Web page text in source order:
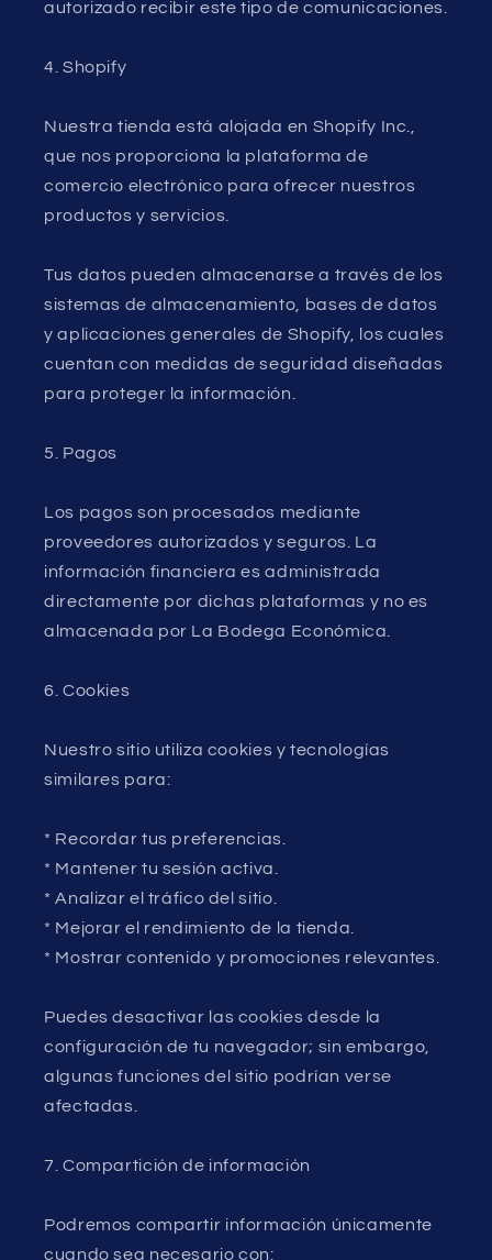
autorizado recibir este tipo de comunicaciones.
4. Shopify
Nuestra tienda está alojada en Shopify Inc.,
que nos proporciona la plataforma de
comercio electrónico para ofrecer nuestros
productos y servicios.
Tus datos pueden almacenarse a través de los
sistemas de almacenamiento, bases de datos
y aplicaciones generales de Shopify, los cuales
cuentan con medidas de seguridad diseñadas
para proteger la información.
5. Pagos
Los pagos son procesados mediante
proveedores autorizados y seguros. La
información financiera es administrada
directamente por dichas plataformas y no es
almacenada por La Bodega Económica.
6. Cookies
Nuestro sitio utiliza cookies y tecnologías
similares para:
* Recordar tus preferencias.
* Mantener tu sesión activa.
* Analizar el tráfico del sitio.
* Mejorar el rendimiento de la tienda.
* Mostrar contenido y promociones relevantes.
Puedes desactivar las cookies desde la
configuración de tu navegador; sin embargo,
algunas funciones del sitio podrían verse
afectadas.
7. Compartición de información
Podremos compartir información únicamente
cuando sea necesario con: